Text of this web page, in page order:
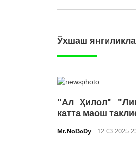
Ўхшаш
"Ал Ҳилол"
катта маош
Mr.NoBoDy 12.03.2025